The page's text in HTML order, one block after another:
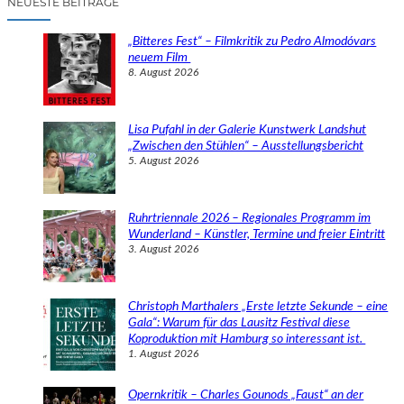
„Bitteres Fest“ – Filmkritik zu Pedro Almodóvars
neuem Film
8. August 2026
Lisa Pufahl in der Galerie Kunstwerk Landshut
„Zwischen den Stühlen“ – Ausstellungsbericht
5. August 2026
Ruhrtriennale 2026 – Regionales Programm im
Wunderland – Künstler, Termine und freier Eintritt
3. August 2026
Christoph Marthalers „Erste letzte Sekunde – eine
Gala“: Warum für das Lausitz Festival diese
Koproduktion mit Hamburg so interessant ist.
1. August 2026
Opernkritik – Charles Gounods „Faust“ an der